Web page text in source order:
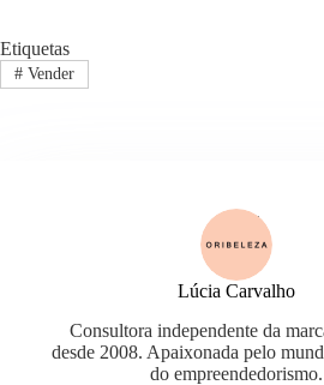
Etiquetas
#Vender
Lúcia Carvalho
Consultora independente da
desde 2008. Apaixonada pelo
do empreendedorismo.